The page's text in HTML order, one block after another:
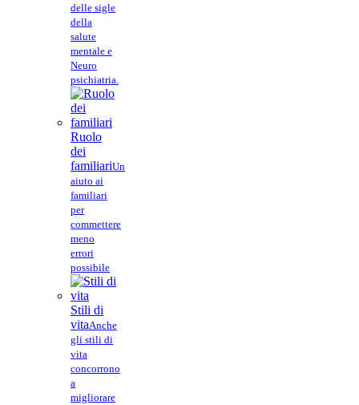
delle sigle
della
salute
mentale e
Neuro
psichiatria.
Ruolo
dei
familiariUn
aiuto ai
familiari
per
commettere
meno
errori
possibile
Stili di
vitaAnche
gli stili di
vita
concorrono
a
migliorare